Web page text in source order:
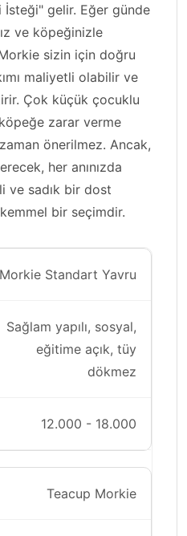
gelir. Eğer günde
ve köpeğinizle
sizin için doğru
maliyetli olabilir ve
Çok küçük çocuklu
zarar verme
önerilmez. Ancak,
her anınızda
ve sadık bir dost
bir seçimdir.
Morkie Standart Yavru
Sağlam yapılı, sosyal,
eğitime açık, tüy
dökmez
12.000 - 18.000
Teacup Morkie